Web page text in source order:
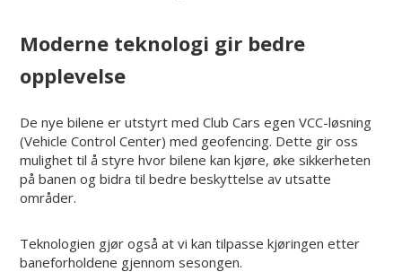
Moderne teknologi gir bedre
opplevelse
De nye bilene er utstyrt med Club Cars egen VCC-løsning
(Vehicle Control Center) med geofencing. Dette gir oss
mulighet til å styre hvor bilene kan kjøre, øke sikkerheten
på banen og bidra til bedre beskyttelse av utsatte
områder.
Teknologien gjør også at vi kan tilpasse kjøringen etter
baneforholdene gjennom sesongen.